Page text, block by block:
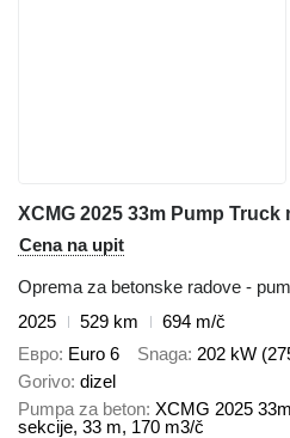
Cena na upit
Oprema za betonske radove -
2025
529 km
694 m/č
Евро Euro 6 Snaga 202 kW
Gorivo dizel
Pumpa za beton XCMG 2025
sekcije, 33 m, 170 m3/č